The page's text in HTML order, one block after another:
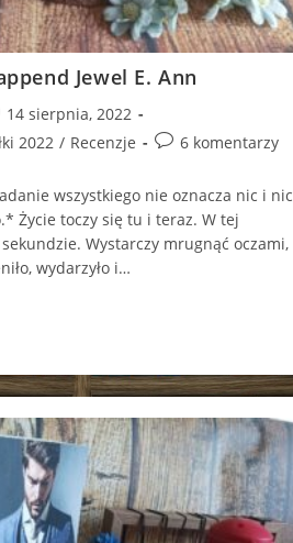
Jewel E. Ann
14 sierpnia, 2022
2022 / Recenzje
Post6 komentarzy
wszystkiego nie oznacza nic i nic
Życie toczy się tu i teraz. W tej
Wystarczy mrugnąć oczami,
wydarzyło i…